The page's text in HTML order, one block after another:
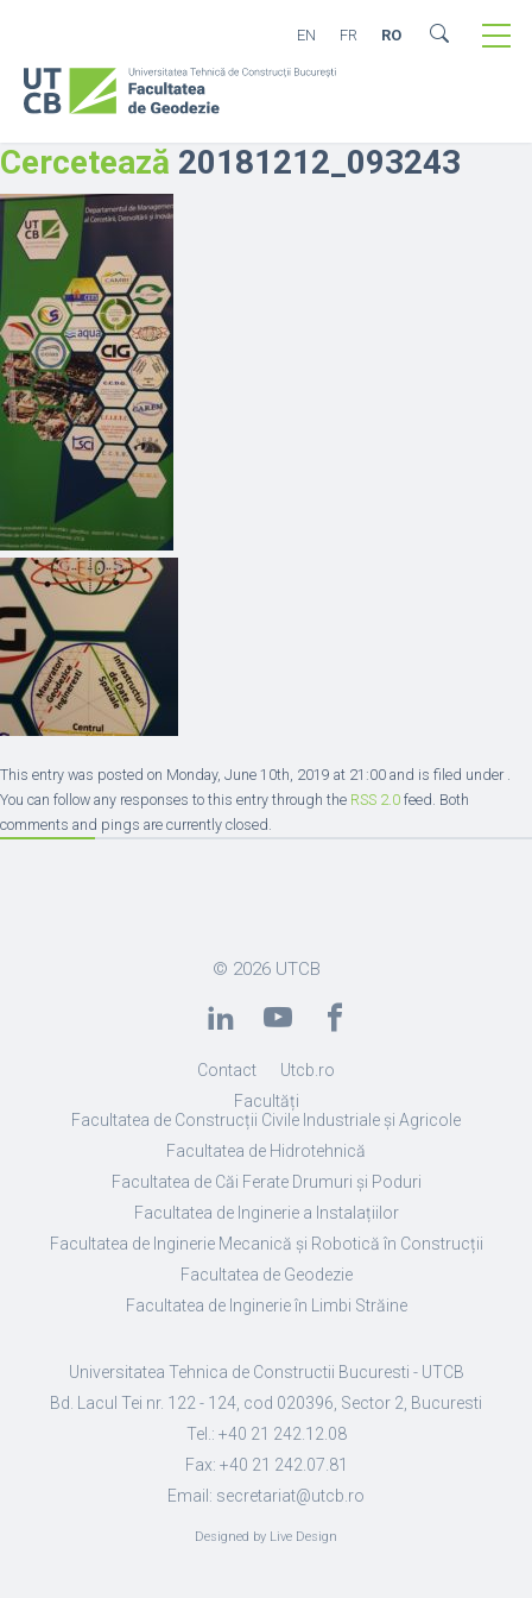
EN FR RO
Cercetează 20181212_093243
This entry was posted on Monday, June 10th, 2019 at 21:00 and is filed under .
You can follow any responses to this entry through the RSS 2.0 feed. Both
comments and pings are currently closed.
© 2026 UTCB
Contact
Utcb.ro
Facultăți
Facultatea de Construcții Civile Industriale și Agricole
Facultatea de Hidrotehnică
Facultatea de Căi Ferate Drumuri și Poduri
Facultatea de Inginerie a Instalațiilor
Facultatea de Inginerie Mecanică și Robotică în Construcții
Facultatea de Geodezie
Facultatea de Inginerie în Limbi Străine
Universitatea Tehnica de Constructii Bucuresti - UTCB
Bd. Lacul Tei nr. 122 - 124, cod 020396, Sector 2, Bucuresti
Tel.: +40 21 242.12.08
Fax: +40 21 242.07.81
Email: secretariat@utcb.ro
Designed by Live Design